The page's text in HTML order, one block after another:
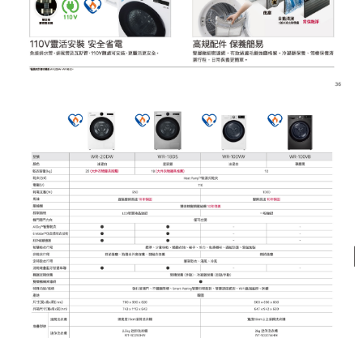
４．使用「AFTEE先享後付」時，將依據個別帳號之用戶狀況，依本公司即
時審查核予不同之上限額度；若仍有額度不足之情形，本公司將視審查結果
請求用戶進行身份認證。
５．嚴禁一人註冊多個帳號或使用他人資訊註冊。若發現惡意使用之情形，
恩沛科技股份有限公司將有權停止該用戶之使用額度並採取法律行動。